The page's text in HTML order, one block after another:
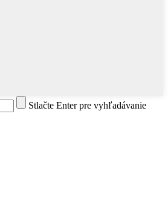
Stlačte Enter pre vyhľadávanie